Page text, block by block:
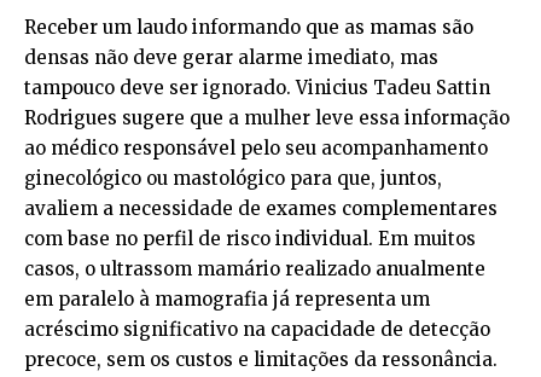
Receber um laudo informando que as mamas são
densas não deve gerar alarme imediato, mas
tampouco deve ser ignorado. Vinicius Tadeu Sattin
Rodrigues sugere que a mulher leve essa informação
ao médico responsável pelo seu acompanhamento
ginecológico ou mastológico para que, juntos,
avaliem a necessidade de exames complementares
com base no perfil de risco individual. Em muitos
casos, o ultrassom mamário realizado anualmente
em paralelo à mamografia já representa um
acréscimo significativo na capacidade de detecção
precoce, sem os custos e limitações da ressonância.